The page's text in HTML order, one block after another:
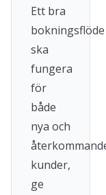
Ett bra
bokningsflöde
ska
fungera
för
både
nya och
kunder,
ge